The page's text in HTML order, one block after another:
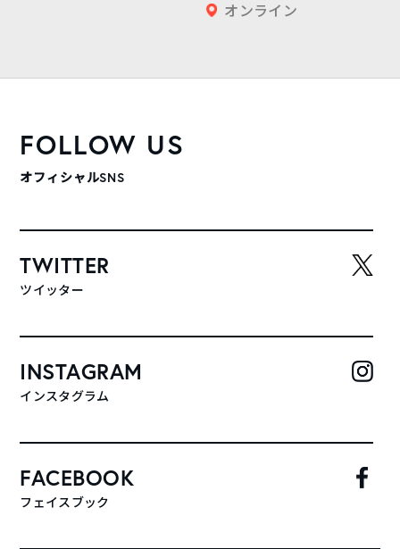
オンライン
FOLLOW US
オフィシャルSNS
TWITTER
ツイッター
INSTAGRAM
インスタグラム
FACEBOOK
フェイスブック